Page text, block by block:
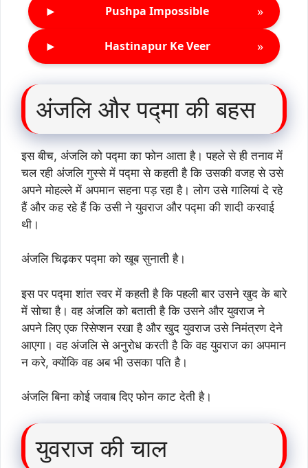
► Pushpa Impossible »
► Hastinapur Ke Veer »
अंजलि और पद्मा की बहस
इस बीच, अंजलि को पद्मा का फोन आता है। पहले से ही तनाव में
चल रही अंजलि गुस्से में पद्मा से कहती है कि उसकी वजह से उसे
अपने मोहल्ले में अपमान सहना पड़ रहा है। लोग उसे गालियां दे रहे
हैं और कह रहे हैं कि उसी ने युवराज और पद्मा की शादी करवाई
थी।
अंजलि चिढ़कर पद्मा को खूब सुनाती है।
इस पर पद्मा शांत स्वर में कहती है कि पहली बार उसने खुद के बारे
में सोचा है। वह अंजलि को बताती है कि उसने और युवराज ने
अपने लिए एक रिसेप्शन रखा है और खुद युवराज उसे निमंत्रण देने
आएगा। वह अंजलि से अनुरोध करती है कि वह युवराज का अपमान
न करे, क्योंकि वह अब भी उसका पति है।
अंजलि बिना कोई जवाब दिए फोन काट देती है।
युवराज की चाल